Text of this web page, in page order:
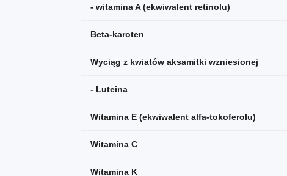
- witamina A (ekwiwalent retinolu)
Beta-karoten
Wyciąg z kwiatów aksamitki wzniesionej
- Luteina
Witamina E (ekwiwalent alfa-tokoferolu)
Witamina C
Witamina K